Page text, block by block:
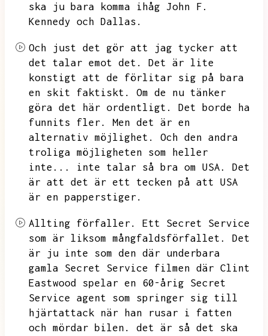
ska ju bara komma ihåg John F.
Kennedy och Dallas.
Och just det gör att jag tycker att
det talar emot det.
Det är lite
konstigt att de förlitar sig på bara
en skit faktiskt.
Om de nu tänker
göra det här ordentligt.
Det borde ha
funnits fler.
Men det är en
alternativ möjlighet.
Och den andra
troliga möjligheten som heller
inte...
inte talar så bra om USA.
Det
är att det är ett tecken på att USA
är en papperstiger.
Allting förfaller.
Ett Secret Service
som är liksom mångfaldsförfallet.
Det
är ju inte som den där underbara
gamla Secret Service filmen där Clint
Eastwood spelar en 60-årig Secret
Service agent som springer sig till
hjärtattack när han rusar i fatten
och mördar bilen.
det är så det ska